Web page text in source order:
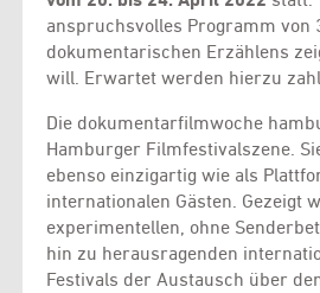
anspruchsvolles Programm von
dokumentarischen Erzählens
will. Erwartet werden hierzu
Die dokumentarfilmwoche
Hamburger Filmfestivalszene.
ebenso einzigartig wie als
internationalen Gästen. Gezeigt
experimentellen, ohne
hin zu herausragenden
Festivals der Austausch über